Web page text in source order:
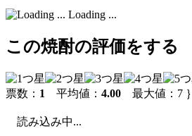
Loading ...
この焼酎の評価をする
票数： 1 平均値： 4.00 最大値：7 ｝
読み込み中...